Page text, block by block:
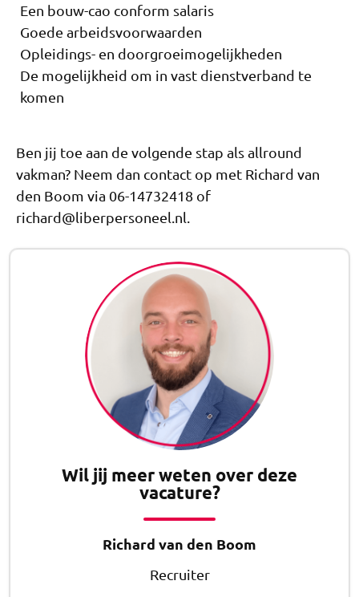
Een bouw-cao conform salaris
Goede arbeidsvoorwaarden
Opleidings- en doorgroeimogelijkheden
De mogelijkheid om in vast dienstverband te
komen
Ben jij toe aan de volgende stap als allround
vakman? Neem dan contact op met Richard van
den Boom via 06-14732418 of
richard@liberpersoneel.nl.
Wil jij meer weten over deze
vacature?
Richard van den Boom
Recruiter